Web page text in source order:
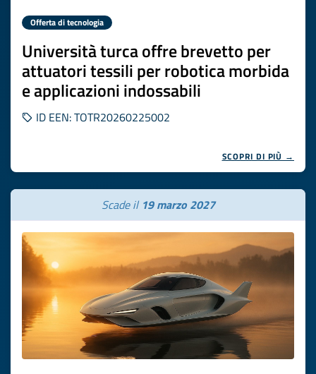
Offerta di tecnologia
Università turca offre brevetto per
attuatori tessili per robotica morbida
e applicazioni indossabili
ID EEN: TOTR20260225002
SCOPRI DI PIÙ →
Scade il 19 marzo 2027